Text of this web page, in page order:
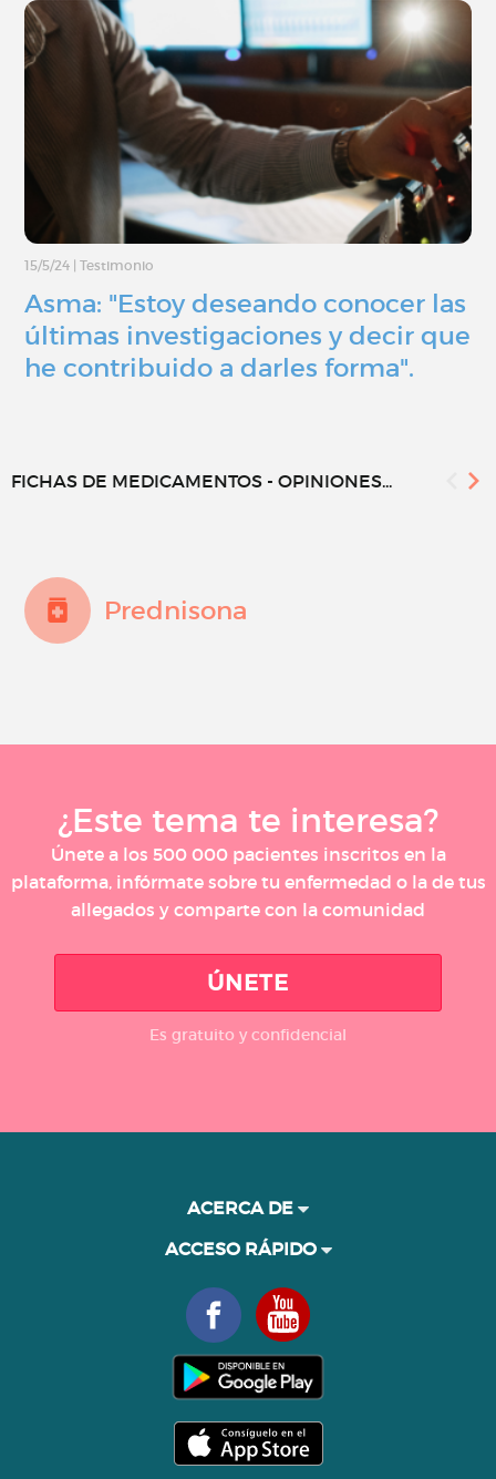
15/5/24 Testimonio
Asma: "Estoy deseando conocer las
últimas investigaciones y decir que
he contribuido a darles forma".
FICHAS DE MEDICAMENTOS - OPINIONES...
Prednisona
¿Este tema te interesa?
Únete a los 500 000 pacientes inscritos en la
plataforma, infórmate sobre tu enfermedad o la de tus
allegados y comparte con la comunidad
ÚNETE
Es gratuito y confidencial
ACERCA DE
ACCESO RÁPIDO